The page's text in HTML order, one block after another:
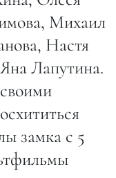
Михаил
Настя
Лапутина.
замка с 5